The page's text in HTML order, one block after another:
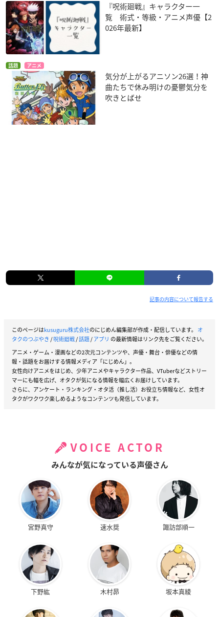
『呪術廻戦』キャラクター一
覧 術式・等級・アニメ声優【2
026年最新】
話題 アニメ
気分が上がるアニソン26選！神
曲たちで休み明けの憂鬱気分を
吹きとばせ
記事の内容について報告する
このページはkusuguru株式会社のにじめん編集部が作成・配信しています。 オ
タクのつぶやき/呪術廻戦/話題/アプリ の最新情報はリンク先をご覧ください。
アニメ・ゲーム・漫画などの2次元コンテンツや、声優・舞台・俳優などの情
報・話題をお届けする情報メディア「にじめん」。
女性向けアニメをはじめ、少年アニメやキャラクター作品、VTuberなどストリー
マーにも幅を広げ、オタクが気になる情報を幅広くお届けしています。
さらに、アンケート・ランキング・オタ活（推し活）お役立ち情報など、女性オ
タクがワクワク楽しめるようなコンテンツも発信しています。
VOICE ACTOR
みんなが気になっている声優さん
宮野真守 速水奨 諏訪部順一
下野紘 木村昴 坂本真綾